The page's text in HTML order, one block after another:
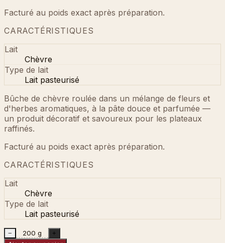
Facturé au poids exact après préparation.
CARACTÉRISTIQUES
Lait
Chèvre
Type de lait
Lait pasteurisé
Bûche de chèvre roulée dans un mélange de fleurs et
d'herbes aromatiques, à la pâte douce et parfumée —
un produit décoratif et savoureux pour les plateaux
raffinés.
Facturé au poids exact après préparation.
CARACTÉRISTIQUES
Lait
Chèvre
Type de lait
Lait pasteurisé
− 200 g +